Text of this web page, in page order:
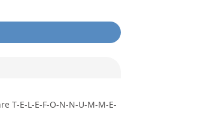
T-E-L-E-F-O-N-N-U-M-M-E-